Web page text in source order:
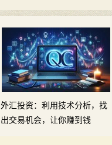
外汇投资：利用技术分析，找
出交易机会，让你赚到钱